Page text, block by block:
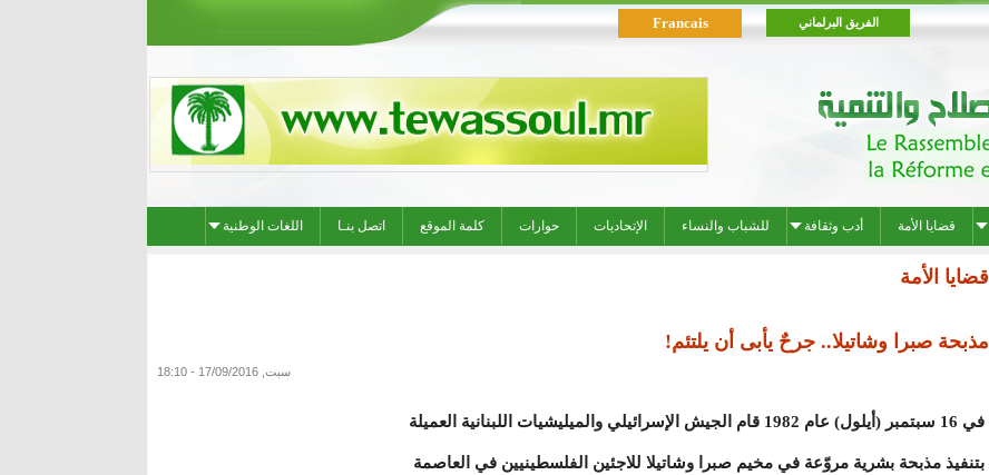
الفريق البرلماني Francais
قضايا الأمة أدب وثقافة للشباب والنساء الإتحاديات حوارات كلمة الموقع اتصل بنـا اللغات الوطنية
قضايا الأمة
مذبحة صبرا وشاتيلا.. جرحٌ يأبى أن يلتئم!
سبت, 17/09/2016 - 18:10
في 16 سبتمبر (أيلول) عام 1982 قام الجيش الإسرائيلي والميليشيات اللبنانية العميلة
بتنفيذ مذبحة بشرية مروّعة في مخيم صبرا وشاتيلا للاجئين الفلسطينيين في العاصمة